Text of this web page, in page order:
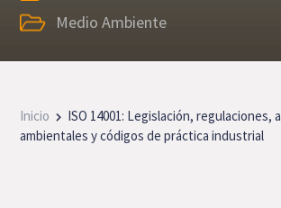
Medio Ambiente
Inicio
ISO 14001: Legislación, regulaciones,
ambientales y códigos de práctica industrial